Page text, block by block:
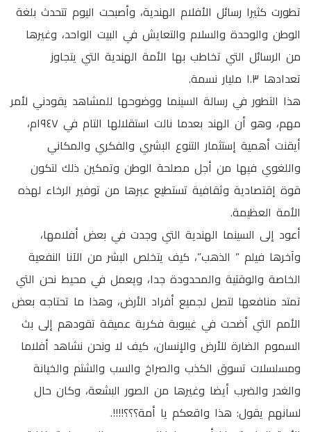
تطورت كثيرا رسائل الأفلام الهندية، وأصبحت اليوم تتحدث بلغة
الوطن والوحدة والسلام والتعايش في البيت الواحد، وغيرها
من الرسائل التي تخاطب بها الأمة الهندية التي يتجاوز
تعدادها ١.٣ مليار نسمة.
هذا التطور في رسالة السينما ووضوحها للمشاهد يقودني لأمر
مهم، وهو أن الهند بعدما نالت استقلالها التام في ١٩٤٧م،
أيقنت أهمية إستثمار التنوع البشري والفكري والمكاني
واللغوي فيها من أجل مصلحة الوطن وتمكين ذلك لتكون
قوة إقتصادية وثقافية تستطيع عبرها من توفير الرخاء لهذه
الأمة العظيمة.
أعود إلى السينما الهندية التي وجدت في بعض أفلامها،
وآخرها فيلم ” الذهب”، كيف يتخلص البشر من الآنا النفعية
الخاصة والوقتية والمحدودة جدا، ويعمل في محيط نحن التي
تمتد منافعها لتصل لجميع أفراد الأرض، وهذا ما تحتاجه بعض
الأمم التي أضحت في غيبوبة فكرية عميقة تقودهم إلى بث
السموم الضارة للأرض والإنسان، كيف لا ونحن نشاهد أفلاما
ومسلسلات تسوق الكذب والصراخ والسب والشتم والخيانة
والغدر والضرب أيضا وغيرها من الصور البشعة، وكان حال
لسانهم يقول: هذا واقعكم يا أمة؟؟؟!!!!.